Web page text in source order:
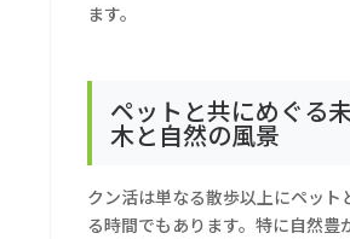
ます。
ペットと共にめぐる
木と自然の風景
クン活は単なる散歩以上にペット
る時間でもあります。特に自然豊